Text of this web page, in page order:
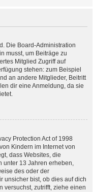
Die Board-Administration
musst, um Beiträge zu
Mitglied Zugriff auf
stehen: zum Beispiel
an andere Mitglieder, Beitritt
dir eine Anmeldung, da sie
Protection Act of 1998
Kindern im Internet von
dass Websites, die
unter 13 Jahren erheben,
des oder der
unsicher bist, ob dies auf dich
versuchst, zutrifft, ziehe einen